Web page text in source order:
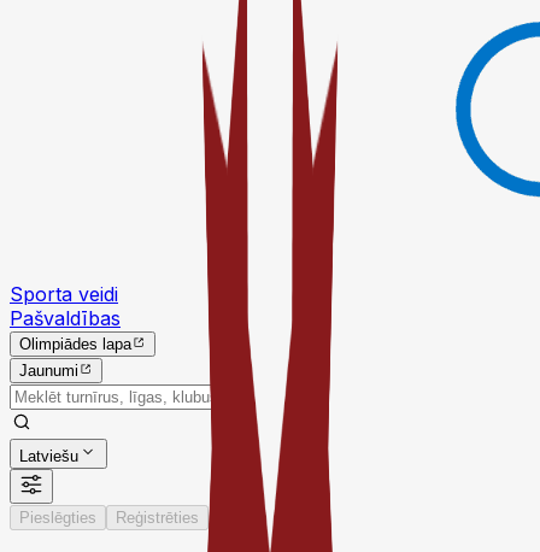
Sporta veidi
Pašvaldības
Olimpiādes lapa
Jaunumi
Latviešu
Pieslēgties Reģistrēties